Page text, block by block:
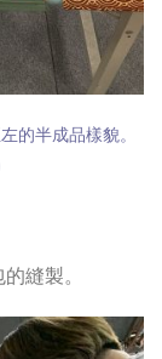
的半成品樣貌。
縫製。